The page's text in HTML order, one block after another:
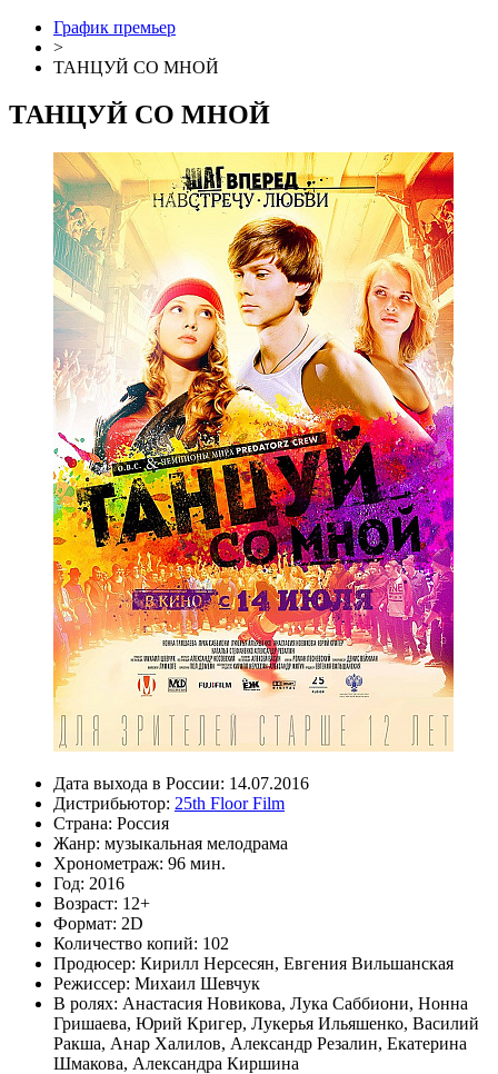
График премьер
>
ТАНЦУЙ СО МНОЙ
ТАНЦУЙ СО МНОЙ
Дата выхода в России: 14.07.2016
Дистрибьютор: 25th Floor Film
Страна: Россия
Жанр: музыкальная мелодрама
Хронометраж: 96 мин.
Год: 2016
Возраст: 12+
Формат: 2D
Количество копий: 102
Продюсер: Кирилл Нерсесян, Евгения Вильшанская
Режиссер: Михаил Шевчук
В ролях: Анастасия Новикова, Лука Саббиони, Нонна
Гришаева, Юрий Кригер, Лукерья Ильяшенко, Василий
Ракша, Анар Халилов, Александр Резалин, Екатерина
Шмакова, Александра Киршина